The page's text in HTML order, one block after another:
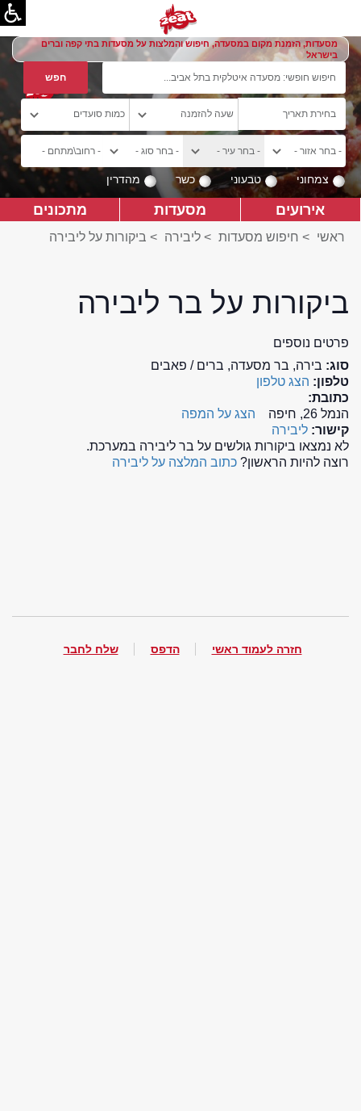
מסעדות, הזמנת מקום במסעדה, חיפוש והמלצות על מסעדות בתי קפה וברים
בישראל
צמחוני טבעוני כשר מהדרין
אירועים מסעדות מתכונים
ראשי > חיפוש מסעדות > ליבירה > ביקורות על ליבירה
ביקורות על בר ליבירה
פרטים נוספים
סוג: בירה, בר מסעדה, ברים / פאבים
טלפון: הצג טלפון
כתובת:
הנמל 26, חיפה
הצג על המפה
קישור: ליבירה
לא נמצאו ביקורות גולשים על בר ליבירה במערכת.
רוצה להיות הראשון? כתוב המלצה על ליבירה
חזרה לעמוד ראשי הדפס שלח לחבר